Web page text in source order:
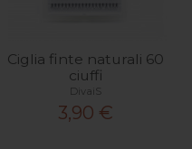
Ciglia finte naturali 60
ciuffi
DivaiS
3,90 €